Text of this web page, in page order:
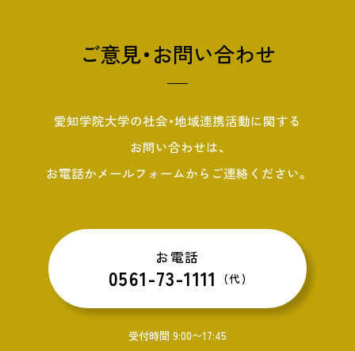
ご意見・お問い合わせ
愛知学院大学の社会・地域連携活動に関する
お問い合わせは、
お電話かメールフォームからご連絡ください。
お電話
0561-73-1111 (代)
受付時間 9:00〜17:45